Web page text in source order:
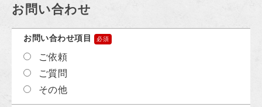
お問い合わせ
お問い合わせ項目
ご依頼
ご質問
その他